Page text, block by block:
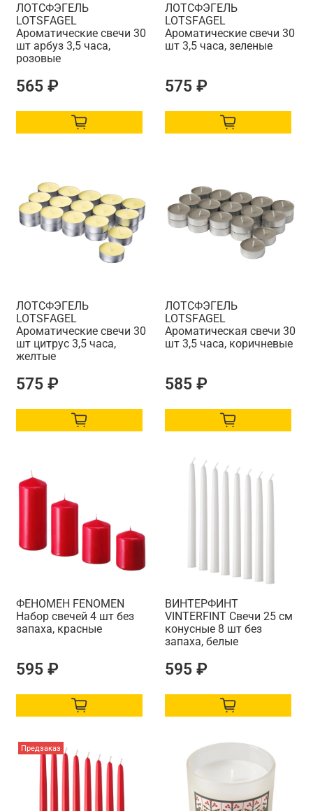
ЛОТСФЭГЕЛЬ
LOTSFАGEL
Ароматические свечи 30
шт арбуз 3,5 часа,
розовые
565 ₽
ЛОТСФЭГЕЛЬ
LOTSFАGEL
Ароматические свечи 30
шт 3,5 часа, зеленые
575 ₽
ЛОТСФЭГЕЛЬ
LOTSFАGEL
Ароматические свечи 30
шт цитрус 3,5 часа,
желтые
575 ₽
ЛОТСФЭГЕЛЬ
LOTSFАGEL
Ароматическая свечи 30
шт 3,5 часа, коричневые
585 ₽
ФЕНОМЕН FENOMEN
Набор свечей 4 шт без
запаха, красные
595 ₽
ВИНТЕРФИНТ
VINTERFINT Свечи 25 см
конусные 8 шт без
запаха, белые
595 ₽
Предзаказ